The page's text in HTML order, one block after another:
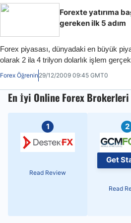
konuda çalışmak için günler ve haftalar
duymamaları. Sonuç olarak bu kişiler
Forexte yatırıma
gereken ilk 5 adım
Forex piyasası, dünyadaki en büyük
olarak 2 ila 4 trilyon dolarlık işlem
sadece en büyük değil, aynı zamanda
ulaşılabilirliği açısından en güvenli
bir perakende işlemcisi olarak siz,
büyük banka ile aynı derecede etkiye
yapacağını tek bir faktör, tek bir insan
belirleyemez ve işte tam bu yüzden siz
başarılı olabilirsiniz.
Forex Öğrenin29/12/2009 09:45 GMT0
En İyi Online Forex Brokerleri
1
Read Review
2
Get
Read